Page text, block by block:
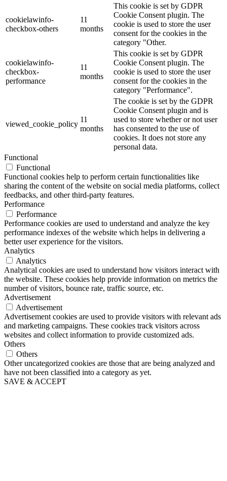
cookielawinfo-
checkbox-others
11
months
This cookie is set by GDPR
Cookie Consent plugin. The
cookie is used to store the user
consent for the cookies in the
category "Other.
cookielawinfo-
checkbox-
performance
11
months
This cookie is set by GDPR
Cookie Consent plugin. The
cookie is used to store the user
consent for the cookies in the
category "Performance".
viewed_cookie_policy
11
months
The cookie is set by the GDPR
Cookie Consent plugin and is
used to store whether or not user
has consented to the use of
cookies. It does not store any
personal data.
Functional
Functional
Functional cookies help to perform certain functionalities like
sharing the content of the website on social media platforms, collect
feedbacks, and other third-party features.
Performance
Performance
Performance cookies are used to understand and analyze the key
performance indexes of the website which helps in delivering a
better user experience for the visitors.
Analytics
Analytics
Analytical cookies are used to understand how visitors interact with
the website. These cookies help provide information on metrics the
number of visitors, bounce rate, traffic source, etc.
Advertisement
Advertisement
Advertisement cookies are used to provide visitors with relevant ads
and marketing campaigns. These cookies track visitors across
websites and collect information to provide customized ads.
Others
Others
Other uncategorized cookies are those that are being analyzed and
have not been classified into a category as yet.
SAVE & ACCEPT